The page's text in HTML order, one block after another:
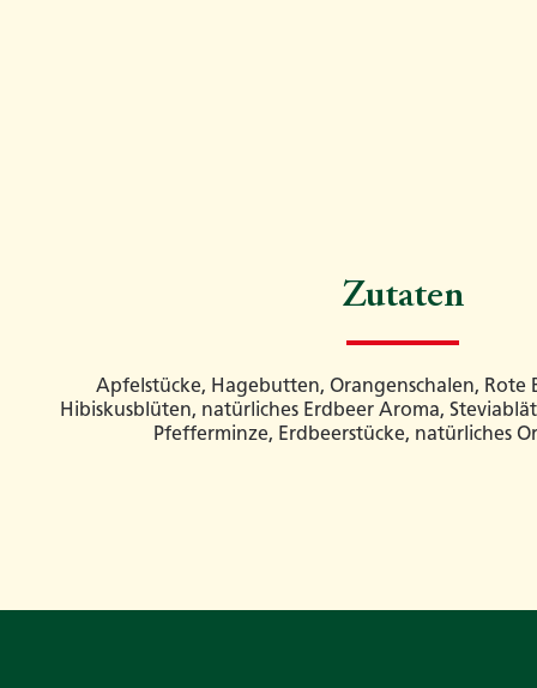
Zutaten
Apfelstücke, Hagebutten, Orangenschalen, Rote
Hibiskusblüten, natürliches Erdbeer Aroma,
Pfefferminze, Erdbeerstücke, natürliches